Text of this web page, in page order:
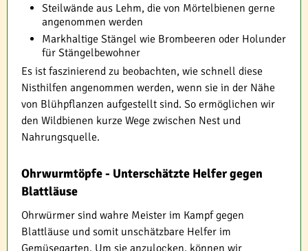
Steilwände aus Lehm, die von Mörtelbienen gerne
angenommen werden
Markhaltige Stängel wie Brombeeren oder Holunder
für Stängelbewohner
Es ist faszinierend zu beobachten, wie schnell diese
Nisthilfen angenommen werden, wenn sie in der Nähe
von Blühpflanzen aufgestellt sind. So ermöglichen wir
den Wildbienen kurze Wege zwischen Nest und
Nahrungsquelle.
Ohrwurmtöpfe - Unterschätzte Helfer gegen
Blattläuse
Ohrwürmer sind wahre Meister im Kampf gegen
Blattläuse und somit unschätzbare Helfer im
Gemüsegarten. Um sie anzulocken, können wir